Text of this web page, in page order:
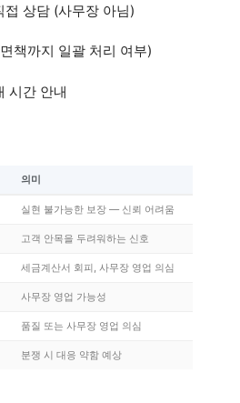
접 상담 (사무장 아님)
책까지 일괄 처리 여부)
시간 안내
의미
실현 불가능한 보장 — 신뢰 어려움
고객 안목을 두려워하는 신호
세금계산서 회피, 사무장 영업 의심
사무장 영업 가능성
품질 또는 사무장 영업 의심
분쟁 시 대응 약함 예상